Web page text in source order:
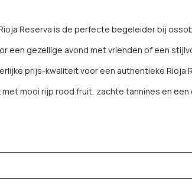
Reserva is de perfecte begeleider bij
een gezellige avond met vrienden of een
prijs-kwaliteit voor een authentieke Rioja
mooi rijp rood fruit, zachte tannines en